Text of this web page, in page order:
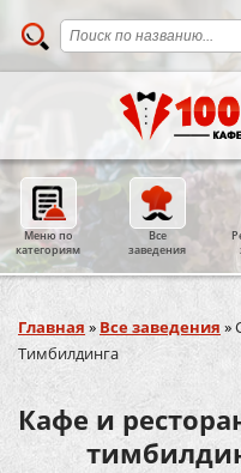
Меню по
категориям
Все
заведения
Вы здесь
Главная » Все заведения »
Тимбилдинга
Кафе и